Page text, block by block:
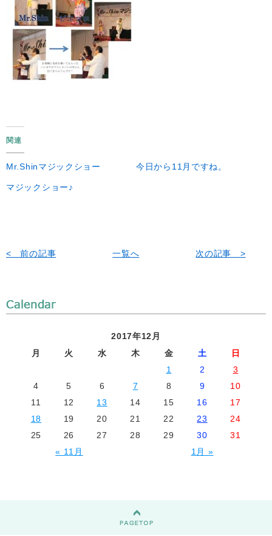
関連
Mr.Shinマジックショー 今日から11月ですね。
マジックショー♪
< 前の記事 一覧へ 次の記事 >
2017年12月
月
火 水 木 金 土 日
« 11月 1月 »
1 2
3
4
5 6 7 8 9
10
11
12 13 14 15 16
17
18
19 20 21 22 23
24
25
26 27 28 29 30 31